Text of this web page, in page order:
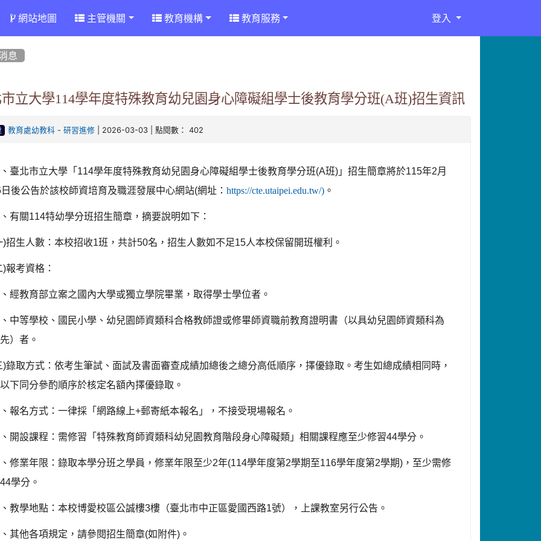
網站地圖 主管機關 教育機構 教育服務 登入
息
立大學114學年度特殊教育幼兒園身心障礙組學士後教育學分班(A班)招生資訊
教育處幼教科 - 研習進修 | 2026-03-03 | 點閱數： 402
臺北市立大學「 114學年度特殊教育幼兒園身心障礙組學士後教育學分班(A班) 」招生簡章將於115年2月
日後公告於該校師資培育及職涯發展中心網站(網址：https://cte.utaipei.edu.tw/) 。
有關114特幼學分班招生簡章，摘要說明如下：
)招生人數：本校招收1班，共計50名，招生人數如不足15人本校保留開班權利。
)報考資格：
經教育部立案之國內大學或獨立學院畢業，取得學士學位者。
中等學校、國民小學、幼兒園師資類科合格教師證或修畢師資職前教育證明書（以具幼兒園師資類科為
）者。
)錄取方式：依考生筆試、面試及書面審查成績加總後之總分高低順序，擇優錄取。考生如總成績相同時，
下同分參酌順序於核定名額內擇優錄取。
報名方式：一律採「網路線上+郵寄紙本報名」，不接受現場報名。
開設課程：需修習「特殊教育師資類科幼兒園教育階段身心障礙類」相關課程應至少修習44學分。
修業年限：錄取本學分班之學員，修業年限至少2年(114學年度第2學期至116學年度第2學期) ，至少需修
44學分。
教學地點：本校博愛校區公誠樓3樓（臺北市中正區愛國西路1號），上課教室另行公告。
其他各項規定，請參閱招生簡章(如附件) 。